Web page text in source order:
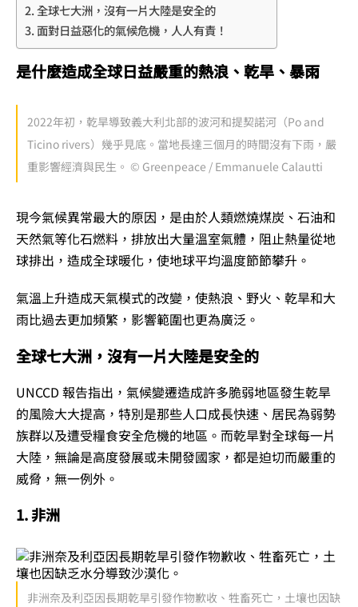
全球七大洲，沒有一片大陸是安全的
面對日益惡化的氣候危機，人人有責！
是什麼造成全球日益嚴重的熱浪、乾旱、暴雨
2022年初，乾旱導致義大利北部的波河和提契諾河（Po and
Ticino rivers）幾乎見底。當地長達三個月的時間沒有下雨，嚴
重影響經濟與民生。 © Greenpeace / Emmanuele Calautti
現今氣候異常最大的原因，是由於人類燃燒煤炭、石油和
天然氣等化石燃料，排放出大量溫室氣體，阻止熱量從地
球排出，造成全球暖化，使地球平均溫度節節攀升。
氣溫上升造成天氣模式的改變，使熱浪、野火、乾旱和大
雨比過去更加頻繁，影響範圍也更為廣泛。
全球七大洲，沒有一片大陸是安全的
UNCCD 報告指出，氣候變遷造成許多脆弱地區發生乾旱
的風險大大提高，特別是那些人口成長快速、居民為弱勢
族群以及遭受糧食安全危機的地區。而乾旱對全球每一片
大陸，無論是高度發展或未開發國家，都是迫切而嚴重的
威脅，無一例外。
1. 非洲
非洲奈及利亞因長期乾旱引發作物歉收、牲畜死亡，土壤也因缺